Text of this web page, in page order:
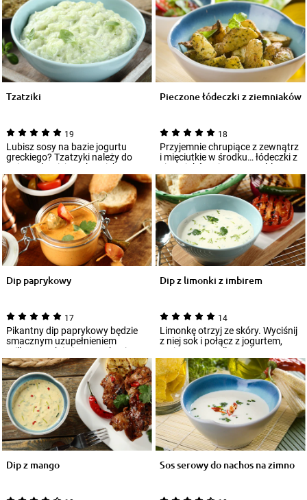
Tzatziki
19
Lubisz sosy na bazie jogurtu
greckiego? Tzatzyki należy do
najpopularniejszych z nich!
Pasuje do...
Pieczone łódeczki z ziemniaków
18
Przyjemnie chrupiące z zewnątrz
i mięciutkie w środku… łódeczki z
ziemniaków pieczone na blasze
o...
Dip paprykowy
17
Pikantny dip paprykowy będzie
smacznym uzupełnieniem
grillowanych i pieczonych mięs,
warzyw z rus...
Dip z limonki z imbirem
14
Limonkę otrzyj ze skóry. Wyciśnij
z niej sok i połącz z jogurtem,
majonezem Hellmann's,
posiekaną...
Dip z mango Sos serowy do nachos na zimno